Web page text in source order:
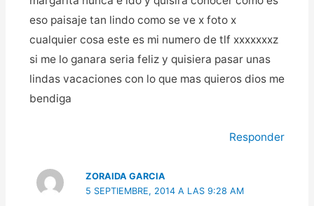
eso paisaje tan lindo como se ve x foto x
cualquier cosa este es mi numero de tlf xxxxxxxz
si me lo ganara seria feliz y quisiera pasar unas
lindas vacaciones con lo que mas quieros dios me
bendiga
Responder
ZORAIDA GARCIA
5 SEPTIEMBRE, 2014 A LAS 9:28 AM